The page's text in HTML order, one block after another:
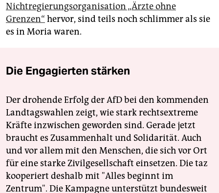
Nichtregierungsorganisation „Ärzte ohne
Grenzen“ hervor, sind teils noch schlimmer als sie
es in Moria waren.
Die Engagierten stärken
Der drohende Erfolg der AfD bei den kommenden
Landtagswahlen zeigt, wie stark rechtsextreme
Kräfte inzwischen geworden sind. Gerade jetzt
braucht es Zusammenhalt und Solidarität. Auch
und vor allem mit den Menschen, die sich vor Ort
für eine starke Zivilgesellschaft einsetzen. Die taz
kooperiert deshalb mit "Alles beginnt im
Zentrum". Die Kampagne unterstützt bundesweit